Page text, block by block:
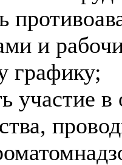
и
графику;
участие в